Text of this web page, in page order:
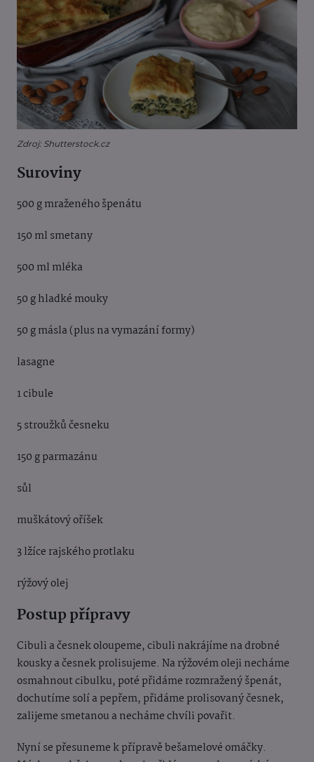
Zdroj: Shutterstock.cz
Suroviny
500 g mraženého špenátu
150 ml smetany
500 ml mléka
50 g hladké mouky
50 g másla (plus na vymazání formy)
lasagne
1 cibule
5 stroužků česneku
150 g parmazánu
sůl
muškátový oříšek
3 lžíce rajského protlaku
rýžový olej
Postup přípravy
Cibuli a česnek oloupeme, cibuli nakrájíme na drobné
kousky a česnek prolisujeme. Na rýžovém oleji necháme
osmahnout cibulku, poté přidáme rozmražený špenát,
dochutíme solí a pepřem, přidáme prolisovaný česnek,
zalijeme smetanou a necháme chvíli povařit.
Nyní se přesuneme k přípravě bešamelové omáčky.